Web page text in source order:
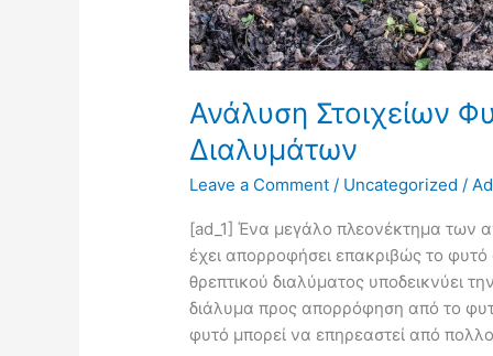
Ανάλυση Στοιχείων
Διαλυμάτων
Leave a Comment / Uncategorized /
[ad_1] Ένα μεγάλο πλεονέκτημα των
έχει απορροφήσει επακριβώς το
θρεπτικού διαλύματος υποδεικνύει
διάλυμα προς απορρόφηση από το
φυτό μπορεί να επηρεαστεί από